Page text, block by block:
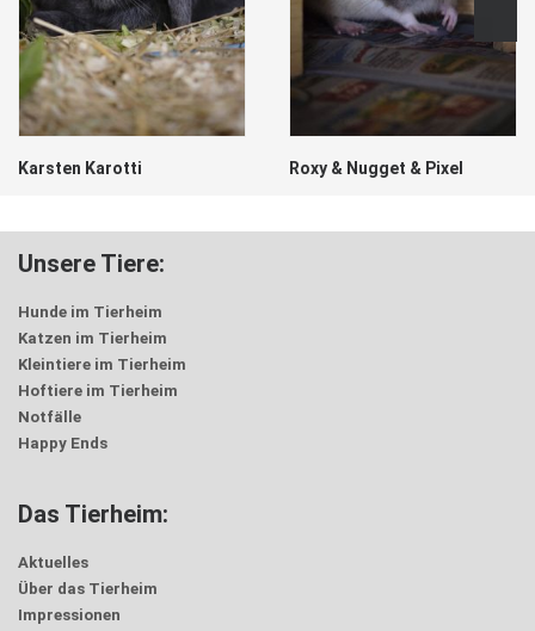
Karsten Karotti Roxy & Nugget & Pixel
Unsere Tiere:
Hunde im Tierheim
Katzen im Tierheim
Kleintiere im Tierheim
Hoftiere im Tierheim
Notfälle
Happy Ends
Das Tierheim:
Aktuelles
Über das Tierheim
Impressionen